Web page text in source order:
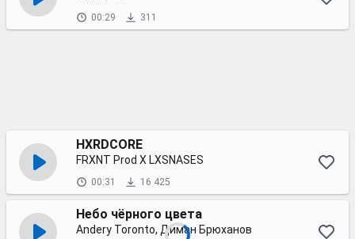
00:29 311
HXRDCORE
FRXNT Prod X LXSNASES
00:31 16 425
Небо чёрного цвета
Andery Toronto, Диман Брюханов